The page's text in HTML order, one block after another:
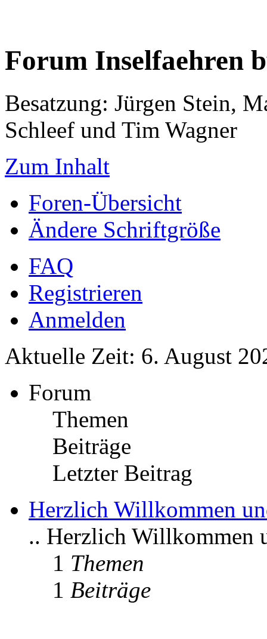
Forum Inselfaehren
Besatzung: Jürgen Stein,
Schleef und Tim Wagner
Zum Inhalt
Foren-Übersicht
Ändere Schriftgröße
FAQ
Registrieren
Anmelden
Aktuelle Zeit: 6. August
Forum
Themen
Beiträge
Letzter Beitrag
Herzlich Willkommen
.. Herzlich Willkommen
1 Themen
1 Beiträge